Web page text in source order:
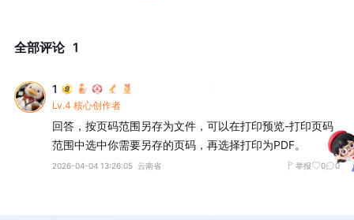
全部评论 1
1
Lv.4 核心创作者
回答，按页码范围另存为文件，可以在打印预览-打印页码
范围中选中你需要另存的页码，再选择打印为PDF。
2026-04-04 13:26:05 云南省 举报 0 0